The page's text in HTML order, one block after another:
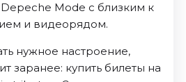
Mode с близким к
и видеорядом.
нужное настроение,
заранее: купить билеты на